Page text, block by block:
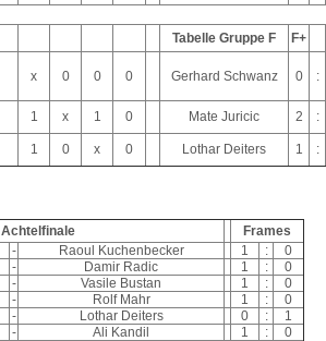
Tabelle Gruppe F F+
x 0 0 0 Gerhard Schwanz 0 :
1 x 1 0 Mate Juricic 2 :
1 0 x 0 Lothar Deiters 1 :
Achtelfinale
Frames
- Raoul Kuchenbecker 1 :
0
- Damir Radic 1 :
0
- Vasile Bustan 1 :
0
- Rolf Mahr 1 :
0
- Lothar Deiters 0 :
1
- Ali Kandil 1 : 0